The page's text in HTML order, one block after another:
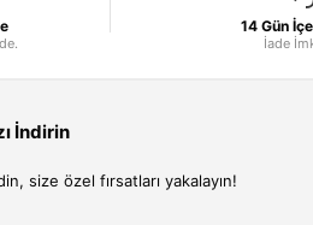
14 Gün
İade
İndirin
size özel fırsatları yakalayın!